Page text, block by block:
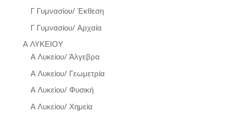
Γ Γυμνασίου/ Έκθεση
Γ Γυμνασίου/ Αρχαία
Α ΛΥΚΕΙΟΥ
Α Λυκείου/ Άλγεβρα
Α Λυκείου/ Γεωμετρία
Α Λυκείου/ Φυσική
Α Λυκείου/ Χημεία